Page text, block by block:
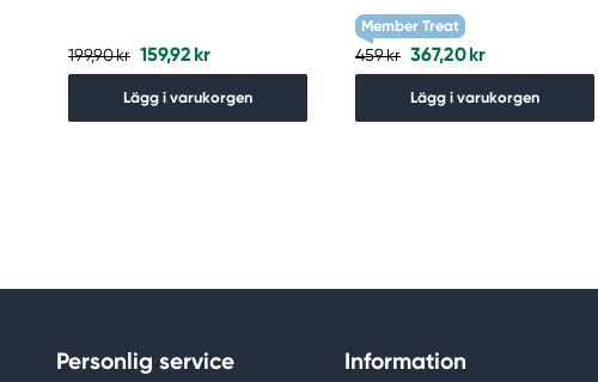
199,90 kr 159,92 kr
Lägg i varukorgen
Member Treat
459 kr 367,20 kr
Lägg i varukorgen
Personlig service Information